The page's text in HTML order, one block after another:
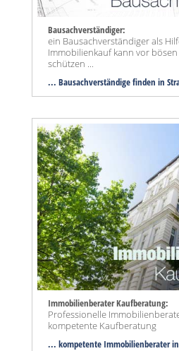
Bausachverständiger:
ein Bausachverständiger als
Immobilienkauf kann vor
schützen ...
... Bausachverständige finden in
Immobilienberater Kaufberatung:
Professionelle
kompetente Kaufberatung
... kompetente Immobilienberater